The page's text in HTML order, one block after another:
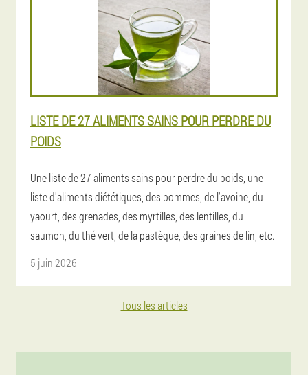
LISTE DE 27 ALIMENTS SAINS POUR PERDRE DU
POIDS
Une liste de 27 aliments sains pour perdre du poids, une
liste d'aliments diététiques, des pommes, de l'avoine, du
yaourt, des grenades, des myrtilles, des lentilles, du
saumon, du thé vert, de la pastèque, des graines de lin, etc.
5 juin 2026
Tous les articles